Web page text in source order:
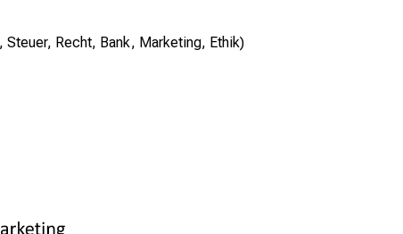
Steuer, Recht, Bank, Marketing, Ethik)